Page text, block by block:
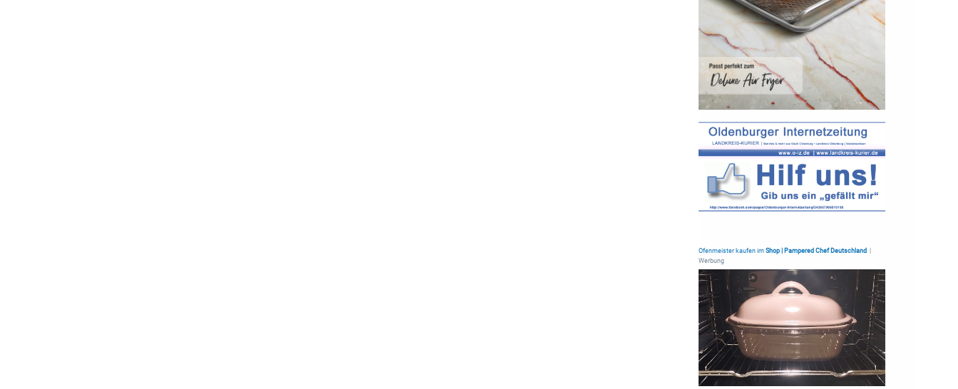
Ofenmeister kaufen im Shop | Pampered Chef Deutschland
Werbung